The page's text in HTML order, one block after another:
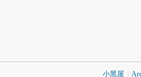
小黑屋